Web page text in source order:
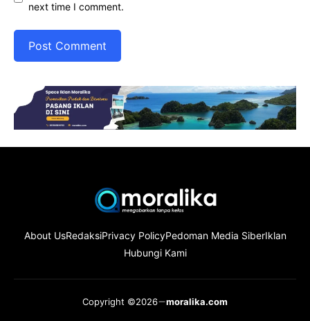
next time I comment.
About UsRedaksiPrivacy PolicyPedoman Media SiberIklan
Hubungi Kami
Copyright ©2026 moralika.com